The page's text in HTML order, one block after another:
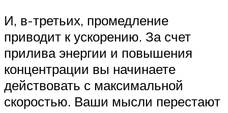
И, в-третьих, промедление
приводит к ускорению. За счет
прилива энергии и повышения
концентрации вы начинаете
действовать с максимальной
скоростью. Ваши мысли перестают